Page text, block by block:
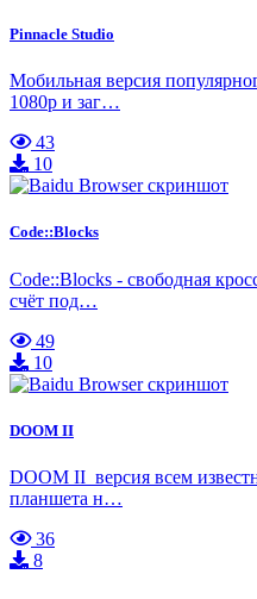
Pinnacle Studio
Мобильная версия
1080p и заг…
43
10
Code::Blocks
Code::Blocks - свободная
счёт под…
49
10
DOOM II
DOOM II версия всем
планшета н…
36
8